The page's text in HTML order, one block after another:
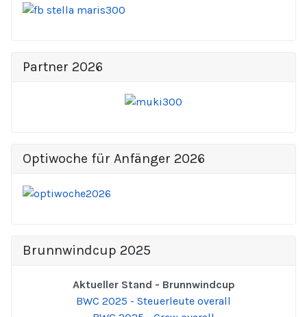
Partner 2026
Optiwoche für Anfänger 2026
Brunnwindcup 2025
Aktueller Stand - Brunnwindcup
BWC 2025 - Steuerleute overall